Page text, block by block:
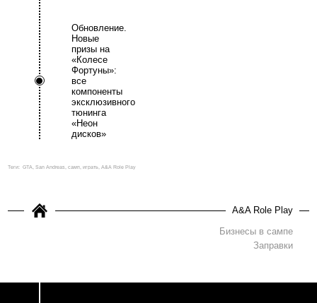
Обновление.
Новые
призы на
«Колесе
Фортуны»:
все
компоненты
эксклюзивного
тюнинга
«Неон
дисков»
Теги: GTA, San Andreas, самп, играть, A&A Role Play
A&A Role Play
Бизнесы в сампе
Заправки